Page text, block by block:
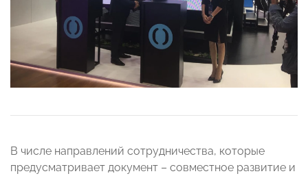
В числе направлений сотрудничества, которые
предусматривает документ – совместное развитие и